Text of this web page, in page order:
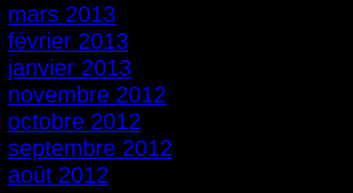
mars 2013
février 2013
janvier 2013
novembre 2012
octobre 2012
septembre 2012
août 2012